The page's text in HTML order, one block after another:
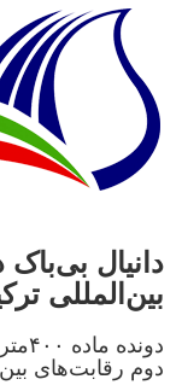
دانیال
بین‌المللی
دوم رقابت‌های